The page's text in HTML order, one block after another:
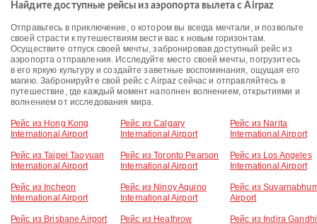
Найдите доступные рейсы из аэропорта вылета с Airpaz
Отправьтесь в приключение, о котором вы всегда мечтали, и позвольте
своей страсти к путешествиям вести вас к новым горизонтам.
Осуществите отпуск своей мечты, забронировав доступный рейс из
аэропорта отправления. Исследуйте место своей мечты, погрузитесь
в его яркую культуру и создайте заветные воспоминания, ощущая его
магию. Забронируйте свой рейс с Airpaz сейчас и отправляйтесь в
путешествие, где каждый момент наполнен волнением, открытиями и
волнением от исследования мира.
Рейс из Hong Kong
International Airport
Рейс из Calgary
International Airport
Рейс из Narita
International Airport
Рейс из Taipei Taoyuan
International Airport
Рейс из Toronto Pearson
International Airport
Рейс из Los Angeles
International Airport
Рейс из Incheon
International Airport
Рейс из Ninoy Aquino
International Airport
Рейс из
Airport
Рейс из Brisbane Airport Рейс из Heathrow Рейс из Indira Gandhi